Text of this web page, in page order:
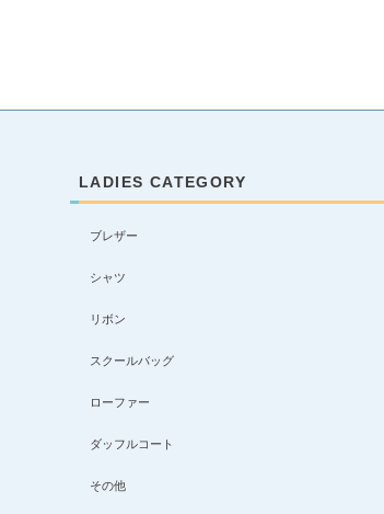
LADIES CATEGORY
ブレザー
シャツ
リボン
スクールバッグ
ローファー
ダッフルコート
その他